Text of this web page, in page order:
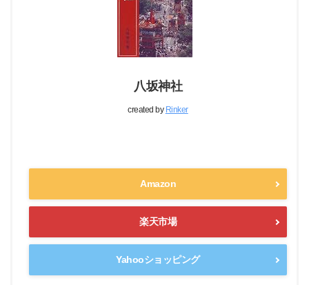
八坂神社
created by Rinker
Amazon
楽天市場
Yahooショッピング